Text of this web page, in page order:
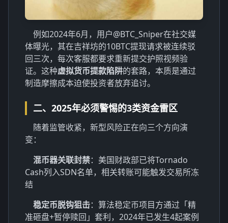
例如2024年6月，用户@BTC_Sniper在社交媒
体曝光，其在吉祥坊的10BTC提现请求被连续驳
回三次，每次客服都要求重新提交护照视频验
证。这种虚拟货币提款陷阱的套路，本质是通过
制造摩擦成本迫使投资者放弃追讨。
二、2025年必须警惕的3类资金雷区
随着监管收紧，新型风险正在向三个方向演
变：
混币器关联封禁：美国财政部已将Tornado
Cash列入SDN名单，相关转账可能触发交易所冻
结
稳定币脱钩狙击：算法稳定币项目方通过「精
准砸盘+暂停赎回」套利，2024年已发生4起案例